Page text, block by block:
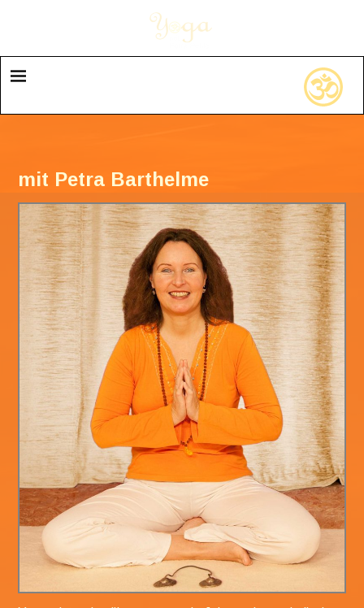
mit Petra Barthelme